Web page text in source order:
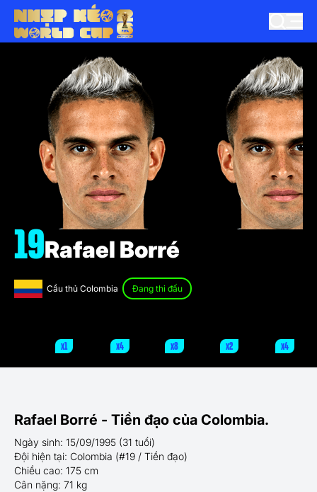
Cầu thủ Colombia Đang thi đấu
19Rafael Borré
x1 x4 x8 x2 x4
Rafael Borré - Tiền đạo của Colombia.
Ngày sinh: 15/09/1995 (31 tuổi)
Đội hiện tại: Colombia (#19 / Tiền đạo)
Chiều cao: 175 cm
Cân nặng: 71 kg